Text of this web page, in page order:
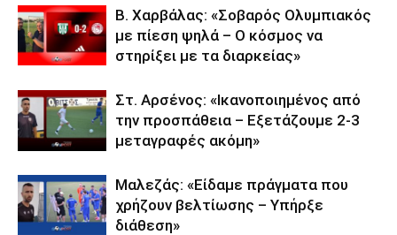
Β. Χαρβάλας: «Σοβαρός Ολυμπιακός
με πίεση ψηλά – Ο κόσμος να
στηρίξει με τα διαρκείας»
Στ. Αρσένος: «Ικανοποιημένος από
την προσπάθεια – Εξετάζουμε 2-3
μεταγραφές ακόμη»
Μαλεζάς: «Είδαμε πράγματα που
χρήζουν βελτίωσης – Υπήρξε
διάθεση»